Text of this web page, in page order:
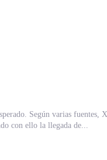
Según varias fuentes,
con ello la llegada de...